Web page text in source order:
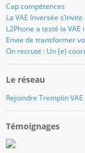
Cap compétences
La VAE Inversée
L2Phone a testé la
Envie de transformer
On recrute : Un (e)
Le réseau
Rejoindre Tremplin VAE
Témoignages